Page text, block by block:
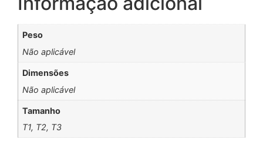
Peso
Não aplicável
Dimensões
Não aplicável
Tamanho
T1, T2, T3